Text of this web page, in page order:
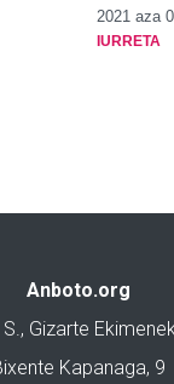
2021 aza
IURRETA
Anboto.org
Gizarte
Kapanaga, 9